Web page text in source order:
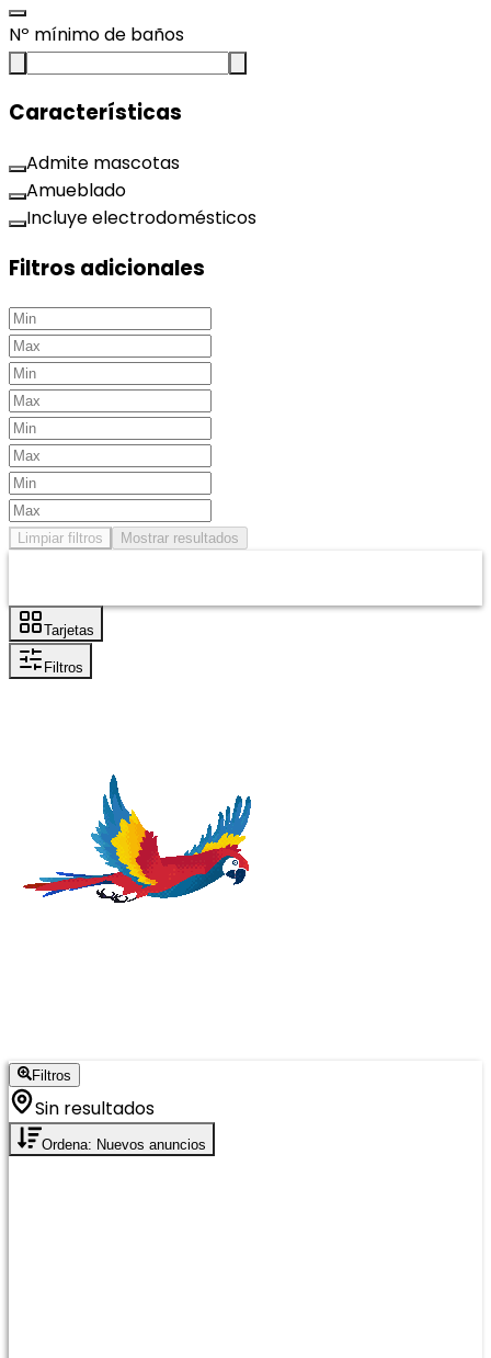
Nº mínimo de baños
Características
Admite mascotas
Amueblado
Incluye electrodomésticos
Filtros adicionales
Limpiar filtros Mostrar resultados
Tarjetas
Filtros
Filtros
Sin resultados
Ordena: Nuevos anuncios